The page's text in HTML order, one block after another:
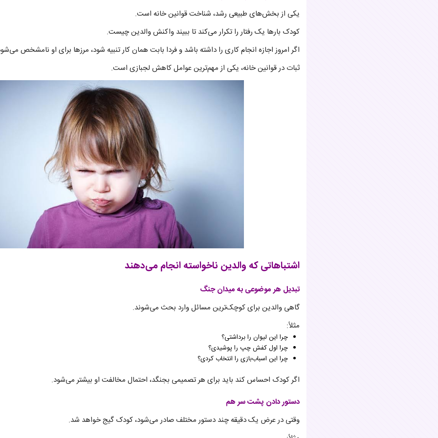
یکی از بخش‌های طبیعی رشد، شناخت قوانین خانه است.
کودک بارها یک رفتار را تکرار می‌کند تا ببیند واکنش والدین چیست.
اگر امروز اجازه انجام کاری را داشته باشد و فردا بابت همان کار تنبیه شود، مرزها برای او نامشخص
ثبات در قوانین خانه، یکی از مهم‌ترین عوامل کاهش لجبازی است.
اشتباهاتی که والدین ناخواسته انجام می‌دهند
تبدیل هر موضوعی به میدان جنگ
گاهی والدین برای کوچک‌ترین مسائل وارد بحث می‌شوند.
مثلاً:
چرا این لیوان را برداشتی؟
چرا اول کفش چپ را پوشیدی؟
چرا این اسباب‌بازی را انتخاب کردی؟
اگر کودک احساس کند باید برای هر تصمیمی بجنگد، احتمال مخالفت او بیشتر می‌شود.
دستور دادن پشت سر هم
وقتی در عرض یک دقیقه چند دستور مختلف صادر می‌شود، کودک گیج خواهد شد.